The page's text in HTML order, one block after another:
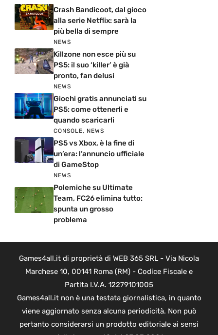
Crash Bandicoot, dal gioco
alla serie Netflix: sarà la
più bella di sempre
NEWS
Killzone non esce più su
PS5: il suo ‘killer’ è già
pronto, fan delusi
NEWS
Giochi gratis annunciati su
PS5: come ottenerli e
quando scaricarli
CONSOLE, NEWS
PS5 vs Xbox, è la fine di
un’era: l’annuncio ufficiale
di GameStop
NEWS
Polemiche su Ultimate
Team, FC26 elimina tutto:
spunta un grosso
problema
Games4all.it di proprietà di WEB 365 SRL - Via Nicola
Marchese 10, 00141 Roma (RM) - Codice Fiscale e
Partita I.V.A. 12279101005
Games4all.it non è una testata giornalistica, in quanto
viene aggiornato senza alcuna periodicità. Non può
pertanto considerarsi un prodotto editoriale ai sensi